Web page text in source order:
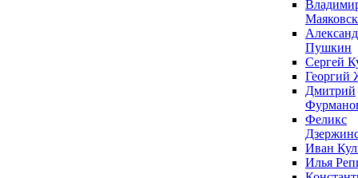
Пушкин
Сергей
Георгий
Дмитрий
Феликс
Иван
Илья